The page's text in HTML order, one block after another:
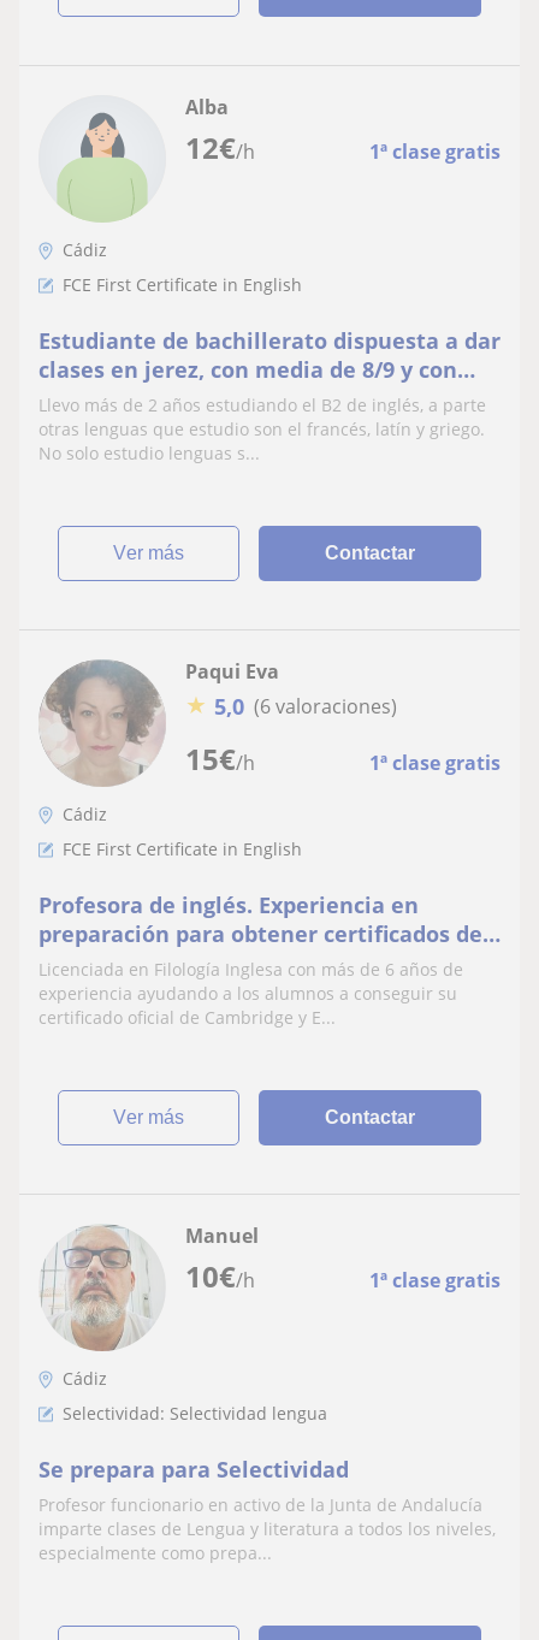
12€/h 1ª clase gratis
Alba
Cádiz
FCE First Certificate in English
Estudiante de bachillerato dispuesta a dar
clases en jerez, con media de 8/9 y con
nivel avanzado de inglés. Experiencia en
trabajar con niños para clases en verano
Llevo más de 2 años estudiando el B2 de inglés, a parte
otras lenguas que estudio son el francés, latín y griego.
No solo estudio lenguas s...
ver más Contactar
15€/h 1ª clase gratis
Paqui Eva
★ 5,0 (6 valoraciones)
Cádiz
FCE First Certificate in English
Profesora de inglés. Experiencia en
preparación para obtener certificados de
Cambridge
Licenciada en Filología Inglesa con más de 6 años de
experiencia ayudando a los alumnos a conseguir su
certificado oficial de Cambridge y E...
ver más Contactar
10€/h 1ª clase gratis
Manuel
Cádiz
Selectividad: Selectividad lengua
Se prepara para Selectividad
Profesor funcionario en activo de la Junta de Andalucía
imparte clases de Lengua y literatura a todos los niveles,
especialmente como prepa...